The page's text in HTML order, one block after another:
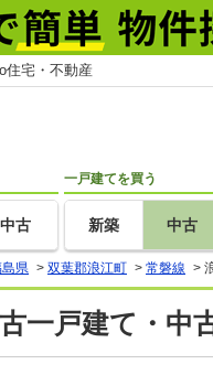
住宅・不動産
中古
一戸建てを買う
新築 中古
県 > 双葉郡浪江町 > 常磐線 >
一戸建て・中